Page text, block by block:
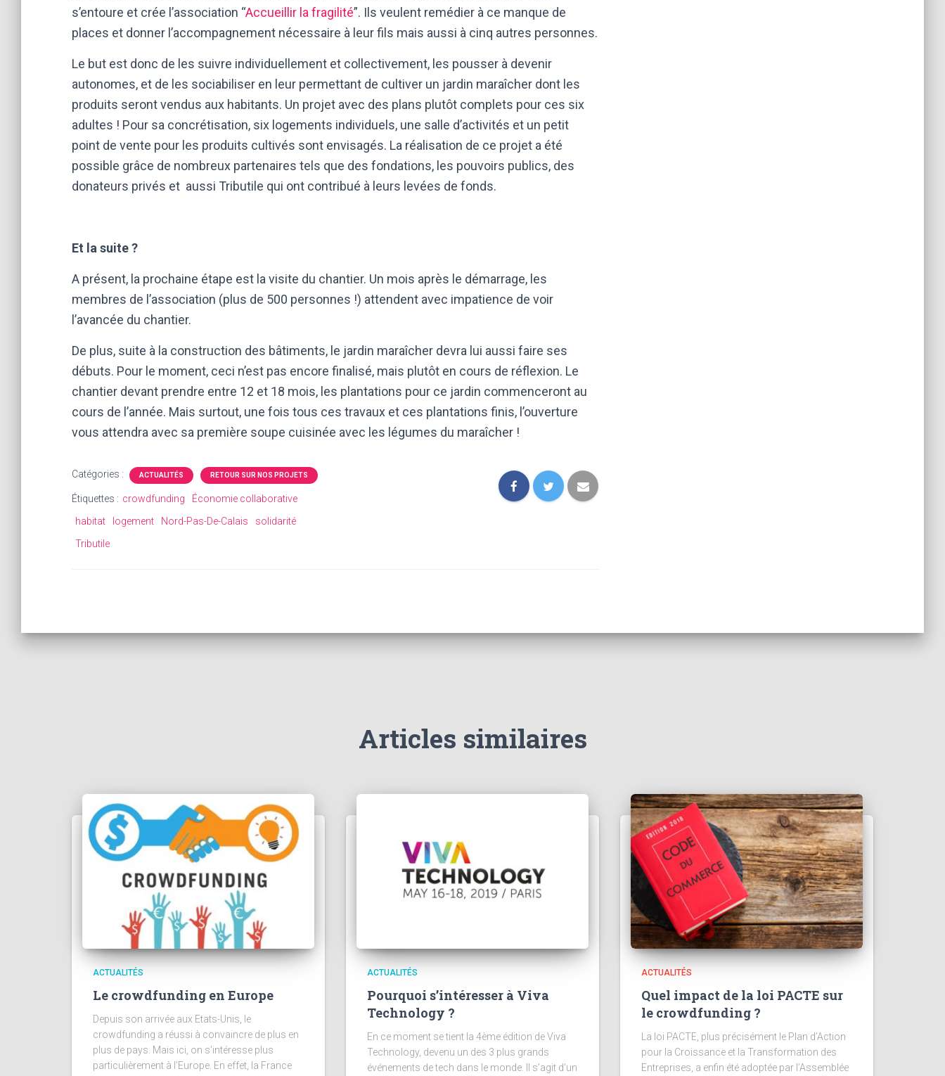
s’entoure et crée l’association “Accueillir la fragilité”. Ils veulent remédier à ce manque de
places et donner l’accompagnement nécessaire à leur fils mais aussi à cinq autres personnes.
Le but est donc de les suivre individuellement et collectivement, les pousser à devenir
autonomes, et de les sociabiliser en leur permettant de cultiver un jardin maraîcher dont les
produits seront vendus aux habitants. Un projet avec des plans plutôt complets pour ces six
adultes ! Pour sa concrétisation, six logements individuels, une salle d’activités et un petit
point de vente pour les produits cultivés sont envisagés. La réalisation de ce projet a été
possible grâce de nombreux partenaires tels que des fondations, les pouvoirs publics, des
donateurs privés et aussi Tributile qui ont contribué à leurs levées de fonds.
Et la suite ?
A présent, la prochaine étape est la visite du chantier. Un mois après le démarrage, les
membres de l’association (plus de 500 personnes !) attendent avec impatience de voir
l’avancée du chantier.
De plus, suite à la construction des bâtiments, le jardin maraîcher devra lui aussi faire ses
débuts. Pour le moment, ceci n’est pas encore finalisé, mais plutôt en cours de réflexion. Le
chantier devant prendre entre 12 et 18 mois, les plantations pour ce jardin commenceront au
cours de l’année. Mais surtout, une fois tous ces travaux et ces plantations finis, l’ouverture
vous attendra avec sa première soupe cuisinée avec les légumes du maraîcher !
Catégories : ACTUALITÉS RETOUR SUR NOS PROJETS
Étiquettes : crowdfunding
Économie collaborative
habitat
logement Nord-Pas-De-Calais
solidarité
Tributile
Articles similaires
ACTUALITÉS
Le crowdfunding en Europe
Depuis son arrivée aux Etats-Unis, le
crowdfunding a réussi à convaincre de plus en
plus de pays. Mais ici, on s’intéresse plus
particulièrement à l’Europe. En effet, la France
ACTUALITÉS
Pourquoi s’intéresser à Viva
Technology ?
En ce moment se tient la 4ème édition de Viva
Technology, devenu un des 3 plus grands
événements de tech dans le monde. Il s’agit d’un
ACTUALITÉS
Quel impact de la loi PACTE sur
le crowdfunding ?
La loi PACTE, plus précisément le Plan d’Action
pour la Croissance et la Transformation des
Entreprises, a enfin été adoptée par l’Assemblée